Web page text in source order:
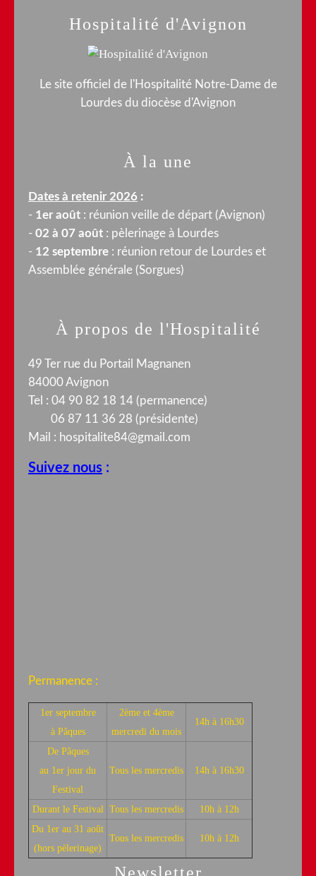
Newsletter
Hospitalité d'Avignon
Le site officiel de l'Hospitalité Notre-Dame de
Lourdes du diocèse d'Avignon
À propos de l'Hospitalité
49 Ter rue du Portail Magnanen
84000 Avignon
Tel : 04 90 82 18 14 (permanence)
06 87 11 36 28 (présidente)
Mail : hospitalite84@gmail.com
Suivez nous :
Permanence :
1er septembre
à Pâques
2ème et 4ème
mercredi du mois
14h à 16h30
De Pâques
au 1er jour du
Festival
Tous les mercredis 14h à 16h30
Durant le Festival Tous les mercredis
10h à 12h
Du 1er au 31 août
(hors pèlerinage)
Tous les mercredis 10h à 12h
À la une
Dates à retenir 2026 :
- 1er août : réunion veille de départ (Avignon)
- 02 à 07 août : pèlerinage à Lourdes
- 12 septembre : réunion retour de Lourdes et
Assemblée générale (Sorgues)